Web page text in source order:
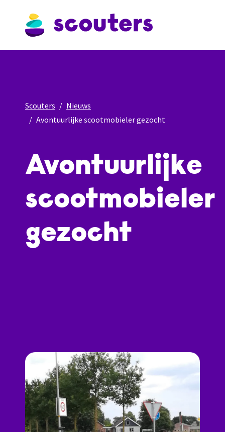
Scouters
Nieuws
Avontuurlijke scootmobieler gezocht
Avontuurlijke
scootmobieler
gezocht